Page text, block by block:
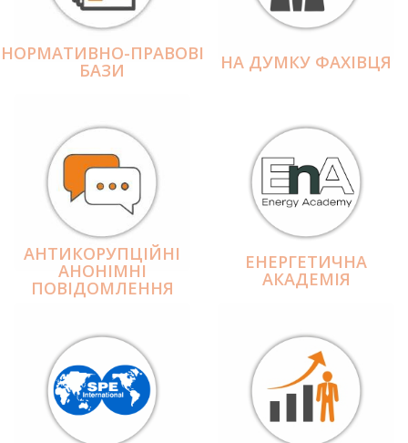
НОРМАТИВНО-ПРАВОВІ
БАЗИ НА ДУМКУ ФАХІВЦЯ
АНТИКОРУПЦІЙНІ
АНОНІМНІ
ПОВІДОМЛЕННЯ
ЕНЕРГЕТИЧНА
АКАДЕМІЯ